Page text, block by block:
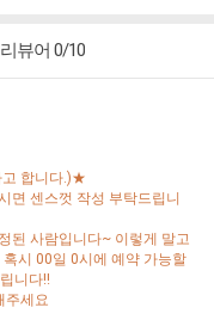
뷰어 0/10
고 합니다.)★
면 센스껏 작성 부탁드립니
된 사람입니다~ 이렇게 말고
시 00일 0시에 예약 가능할
니다!!
주세요